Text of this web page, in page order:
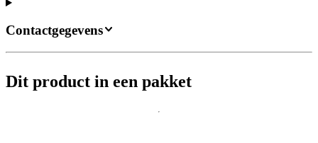
Contactgegevens
Dit product in een pakket